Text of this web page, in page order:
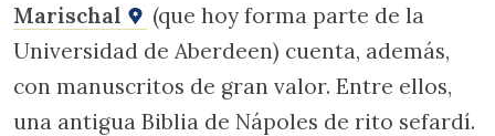
Marischal
(que hoy forma parte de la
Universidad de Aberdeen) cuenta, además,
con manuscritos de gran valor. Entre ellos,
una antigua Biblia de Nápoles de rito sefardí.